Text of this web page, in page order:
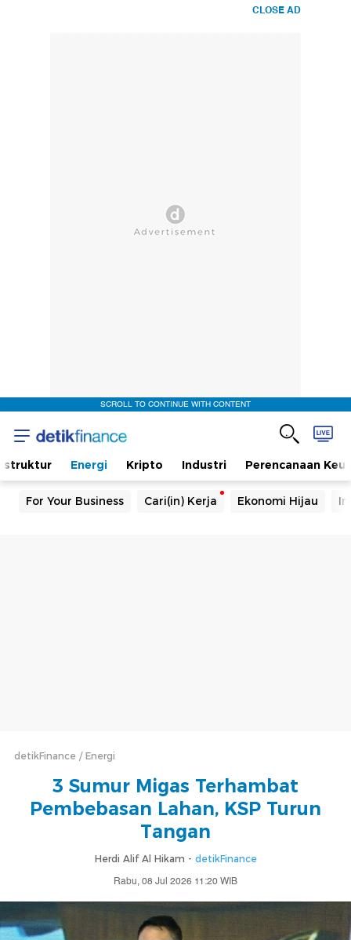
CLOSE AD
SCROLL TO CONTINUE WITH CONTENT
Energi Kripto Industri Perencanaan
For Your Business Cari(in) Kerja Ekonomi Hijau
detikFinance Energi
3 Sumur Migas Terhambat
Pembebasan Lahan, KSP Turun
Tangan
Herdi Alif Al Hikam - detikFinance
Rabu, 08 Jul 2026 11:20 WIB